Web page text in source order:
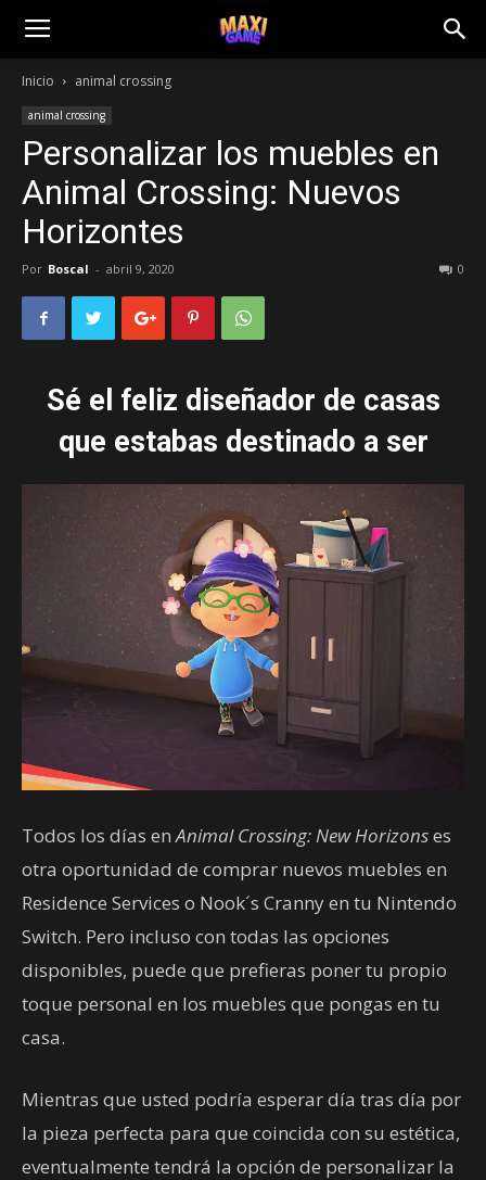
Inicio animal crossing
animal crossing
Personalizar los muebles en
Animal Crossing: Nuevos
Horizontes
Por Boscal - abril 9, 2020 0
Sé el feliz diseñador de casas
que estabas destinado a ser
Todos los días enAnimal Crossing: New Horizonses
otra oportunidad de comprar nuevos muebles en
Residence Services o Nook´s Cranny en tu Nintendo
Switch. Pero incluso con todas las opciones
disponibles, puede que prefieras poner tu propio
toque personal en los muebles que pongas en tu
casa.
Mientras que usted podría esperar día tras día por
la pieza perfecta para que coincida con su estética,
eventualmente tendrá la opción de personalizar la